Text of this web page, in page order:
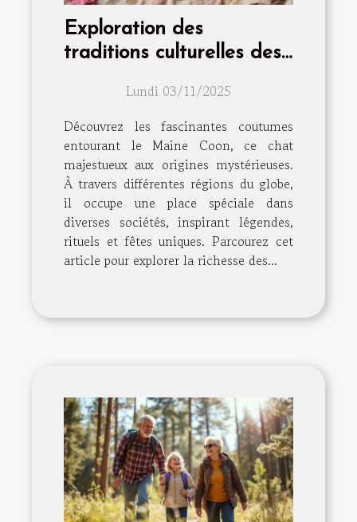
Exploration des
traditions culturelles des
Lundi 03/11/2025
Découvrez les fascinantes coutumes
entourant le Maine Coon, ce chat
majestueux aux origines mystérieuses.
À travers différentes régions du globe,
il occupe une place spéciale dans
diverses sociétés, inspirant légendes,
rituels et fêtes uniques. Parcourez cet
article pour explorer la richesse des...